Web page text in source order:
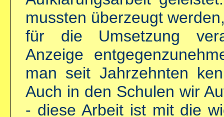
mussten überzeugt
für die Umsetzung
Anzeige
man seit Jahrzehnten
Auch in den Schulen wir
- diese Arbeit ist mit die